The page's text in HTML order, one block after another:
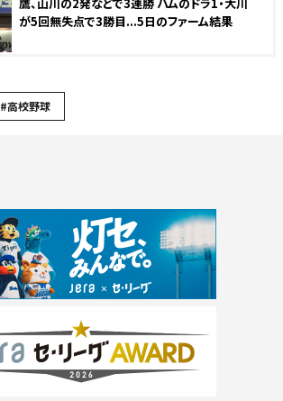
が5回無失点で3勝目...5日のファーム結果
#高校野球